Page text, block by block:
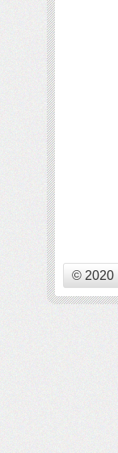
© 2020